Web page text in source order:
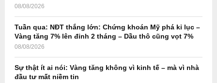
08/08/2026
Tuần qua: NĐT thắng lớn: Chứng khoán Mỹ phá kỉ lục –
Vàng tăng 7% lên đỉnh 2 tháng – Dầu thô cũng vọt 7%
08/08/2026
Sự thật ít ai nói: Vàng tăng không vì kinh tế – mà vì nhà
đầu tư mất niềm tin